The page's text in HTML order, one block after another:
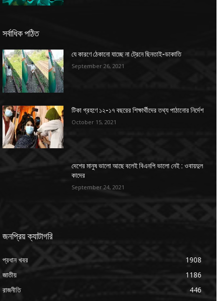
সর্বাধিক পঠিত
যে কারণে ঠেকানো যাচ্ছে না ট্রেনে ছিনতাই-ডাকাতি
September 26, 2021
টিকা গ্রহণে ১২-১৭ বছরের শিক্ষার্থীদের তথ্য পাঠানোর নির্দেশ
October 15, 2021
দেশের মানুষ ভালো আছে বলেই বিএনপি ভালো নেই : ওবায়দুল
কাদের
September 24, 2021
জনপ্রিয় ক্যাটাগরি
প্রধান খবর
1908
জাতীয়
1186
রাজনীতি
446